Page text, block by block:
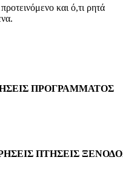
και ό,τι ρητά
ΠΡΟΓΡΑΜΜΑΤΟΣ
ΠΤΗΣΕΙΣ